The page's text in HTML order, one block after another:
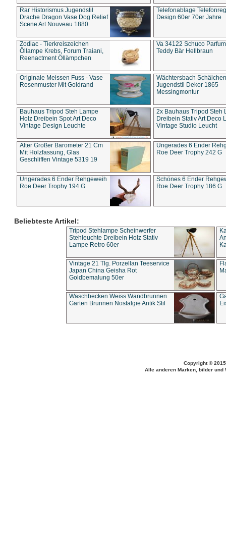
Rar Historismus Jugendstil
Drache Dragon Vase Dog Relief
Scene Art Nouveau 1880
Telefonablage
Design 60er 70er Jahre
Zodiac - Tierkreiszeichen
Öllampe Krebs, Forum Traiani,
Reenactment Öllämpchen
Va 34122 Schuco
Teddy Bär Hellbraun
Originale Meissen Fuss - Vase
Rosenmuster Mit Goldrand
Wächtersbach Schälchen
Jugendstil Dekor 1865
Messingmontur
Bauhaus Tripod Steh Lampe
Holz Dreibein Spot Art Deco
Vintage Design Leuchte
2x Bauhaus Tripod Steh
Dreibein Stativ Art Deco
Vintage Studio Leucht
Alter Großer Barometer 21 Cm
Mit Holzfassung, Glas
Geschliffen Vintage 5319 19
Ungerades 6 Ender
Roe Deer Trophy 242 G
Ungerades 6 Ender Rehgeweih
Roe Deer Trophy 194 G
Schönes 6 Ender
Roe Deer Trophy 186 G
Beliebteste Artikel:
Tripod Stehlampe Scheinwerfer
Stehleuchte Dreibein Holz Stativ
Lampe Retro 60er
Vintage 21 Tlg. Porzellan Teeservice
Japan China Geisha Rot
Goldbemalung 50er
Waschbecken Weiss Wandbrunnen
Garten Brunnen Nostalgie Antik Stil
Copyright ©
Alle anderen Marken, bilder und